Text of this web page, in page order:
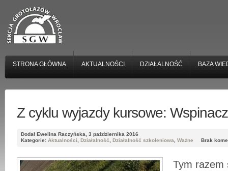
STRONA GŁÓWNA AKTUALNOŚCI DZIAŁALNOŚĆ BAZA
Z cyklu wyjazdy kursowe:
Dodał Ewelina Raczyńska, 3 października 2016
Kategorie: Aktualności, Działalność, Działalność szkoleniowa, Ważne Brak
Tym razem